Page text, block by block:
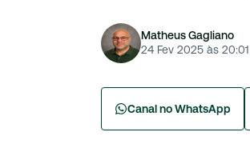
Matheus Gagliano
24 Fev 2025 às 20:01
Canal no WhatsApp